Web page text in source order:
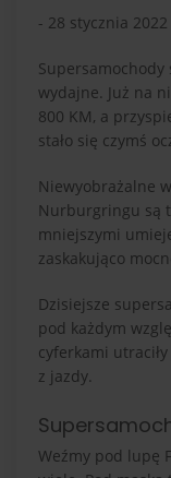
- 28 stycznia 2022
Supersamochody
wydajne. Już na
800 KM, a
stało się czymś
Niewyobrażalne
Nurburgringu są
mniejszymi
zaskakująco
Dzisiejsze
pod każdym
cyferkami
z jazdy.
Weźmy pod lupę